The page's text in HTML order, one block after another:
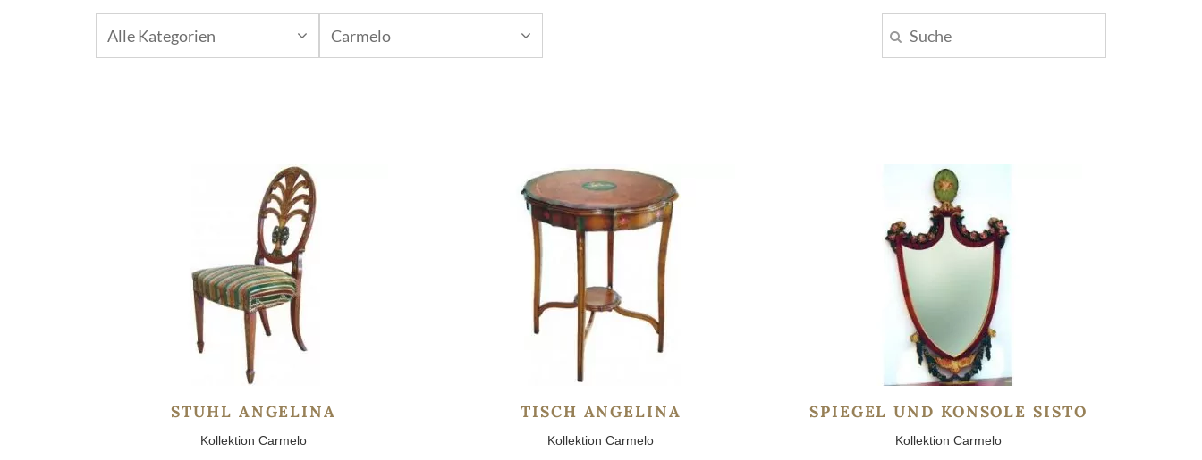
Alle Kategorien Carmelo
STUHL ANGELINA
Kollektion Carmelo
TISCH ANGELINA
Kollektion Carmelo
SPIEGEL UND KONSOLE SISTO
Kollektion Carmelo